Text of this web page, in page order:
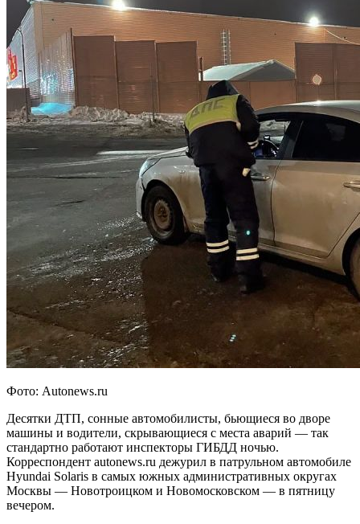
Фото: Autonews.ru
Десятки ДТП, сонные автомобилисты, бьющиеся во дворе
машины и водители, скрывающиеся с места аварий — так
стандартно работают инспекторы ГИБДД ночью.
Корреспондент autonews.ru дежурил в патрульном автомобиле
Hyundai Solaris в самых южных административных округах
Москвы — Новотроицком и Новомосковском — в пятницу
вечером.